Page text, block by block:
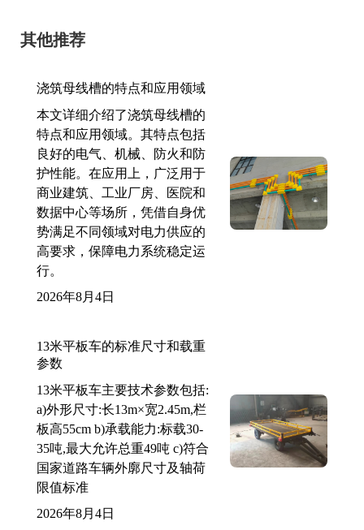
其他推荐
浇筑母线槽的特点和应用领域
本文详细介绍了浇筑母线槽的
特点和应用领域。其特点包括
良好的电气、机械、防火和防
护性能。在应用上，广泛用于
商业建筑、工业厂房、医院和
数据中心等场所，凭借自身优
势满足不同领域对电力供应的
高要求，保障电力系统稳定运
行。
2026年8月4日
13米平板车的标准尺寸和载重
参数
13米平板车主要技术参数包括:
a)外形尺寸:长13m×宽2.45m,栏
板高55cm b)承载能力:标载30-
35吨,最大允许总重49吨 c)符合
国家道路车辆外廓尺寸及轴荷
限值标准
2026年8月4日